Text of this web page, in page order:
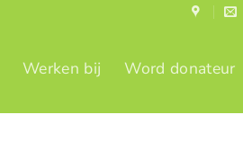
Werken bij Word donateur